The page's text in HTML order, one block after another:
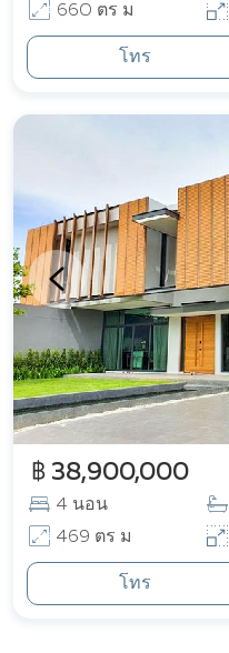
660 ตร ม
โทร
฿ 38,900,000
4 นอน
469 ตร ม
โทร